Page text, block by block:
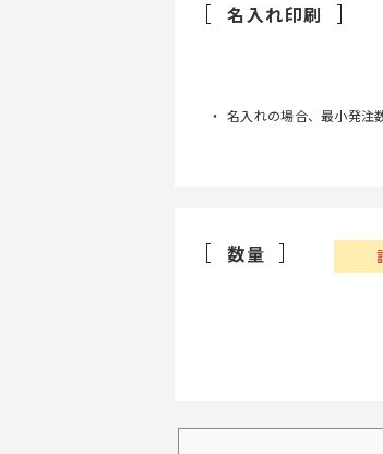
名入れ印刷
名入れの場合、最小発注
数量